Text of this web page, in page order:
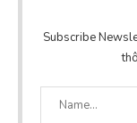
Subscribe